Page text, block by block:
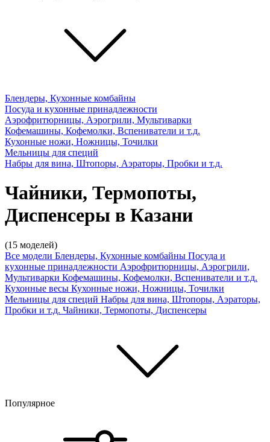
Блендеры, Кухонные комбайны
Посуда и кухонные принадлежности
Аэрофритюрницы, Аэрогрили, Мультиварки
Кофемашины, Кофемолки, Вспениватели и т.д.
Кухонные ножи, Ножницы, Точилки
Мельницы для специй
Набры для вина, Штопоры, Аэраторы, Пробки и т.д.
Чайники, Термопоты,
Диспенсеры в Казани
(15 моделей)
Все модели Блендеры, Кухонные комбайны Посуда и
кухонные принадлежности Аэрофритюрницы, Аэрогрили,
Мультиварки Кофемашины, Кофемолки, Вспениватели и т.д.
Кухонные весы Кухонные ножи, Ножницы, Точилки
Мельницы для специй Набры для вина, Штопоры, Аэраторы,
Пробки и т.д. Чайники, Термопоты, Диспенсеры
Популярное